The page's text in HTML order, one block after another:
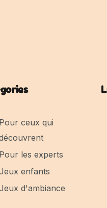
Pour ceux qui
Pour les experts
enfants
d'ambiance